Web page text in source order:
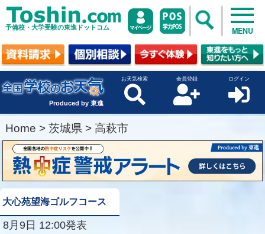
予備校・大学受験の東進ドットコム MENU
Produced by 東進
お天気検索 会員登録 ログイン
Home > 茨城県 > 高萩市
大心苑望海ゴルフコース
8月9日 12:00発表